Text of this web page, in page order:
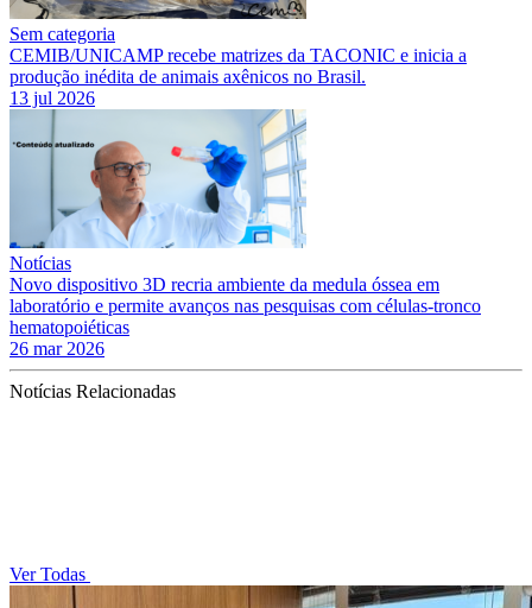
Sem categoria
CEMIB/UNICAMP recebe matrizes da TACONIC e inicia a
produção inédita de animais axênicos no Brasil.
13 jul 2026
Notícias
Novo dispositivo 3D recria ambiente da medula óssea em
laboratório e permite avanços nas pesquisas com células-tronco
hematopoiéticas
26 mar 2026
Notícias Relacionadas
Ver Todas